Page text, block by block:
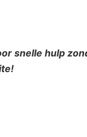
snelle hulp